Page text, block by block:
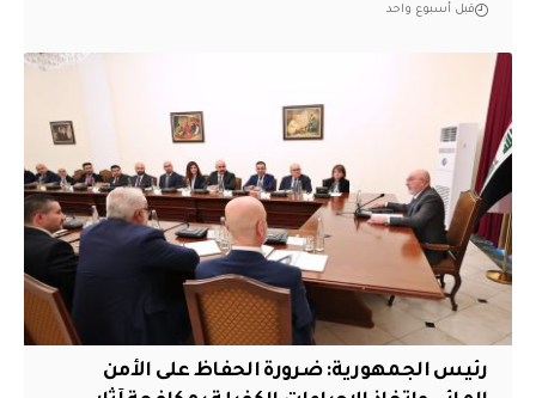
قبل أسبوع واحد
رئيس الجمهورية: ضرورة الحفاظ على الأمن